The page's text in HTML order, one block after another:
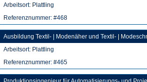
Arbeitsort: Plattling
Referenznummer: #468
Ausbildung Textil- | Modenäher und Textil- |
Arbeitsort: Plattling
Referenznummer: #465